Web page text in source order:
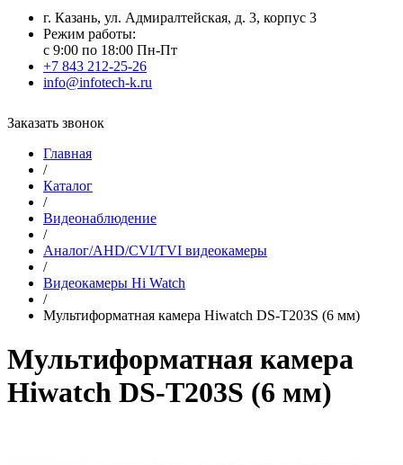
г. Казань, ул. Адмиралтейская, д. 3, корпус 3
Режим работы:
с 9:00 по 18:00 Пн-Пт
+7 843 212-25-26
info@infotech-k.ru
Заказать звонок
Главная
/
Каталог
/
Видеонаблюдение
/
Аналог/AHD/CVI/TVI видеокамеры
/
Видеокамеры Hi Watch
/
Мультиформатная камера Hiwatch DS-T203S (6 мм)
Мультиформатная камера
Hiwatch DS-T203S (6 мм)